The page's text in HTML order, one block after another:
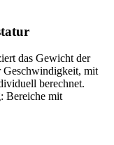
das Gewicht der
Geschwindigkeit, mit
berechnet.
Bereiche mit